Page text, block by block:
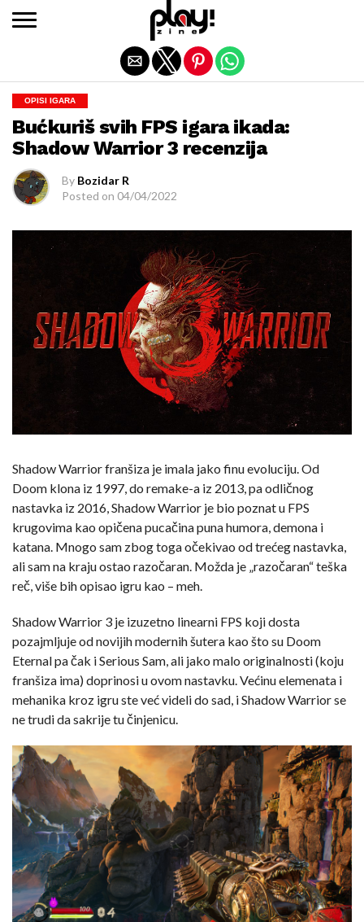
OPISI IGARA
Bućkuriš svih FPS igara ikada:
Shadow Warrior 3 recenzija
By Bozidar R
Posted on 04/04/2022
Shadow Warrior franšiza je imala jako finu evoluciju. Od
Doom klona iz 1997, do remake-a iz 2013, pa odličnog
nastavka iz 2016, Shadow Warrior je bio poznat u FPS
krugovima kao opičena pucačina puna humora, demona i
katana. Mnogo sam zbog toga očekivao od trećeg nastavka,
ali sam na kraju ostao razočaran. Možda je „razočaran“ teška
reč, više bih opisao igru kao – meh.
Shadow Warrior 3 je izuzetno linearni FPS koji dosta
pozajmljuje od novijih modernih šutera kao što su Doom
Eternal pa čak i Serious Sam, ali jako malo originalnosti (koju
franšiza ima) doprinosi u ovom nastavku. Većinu elemenata i
mehanika kroz igru ste već videli do sad, i Shadow Warrior se
ne trudi da sakrije tu činjenicu.
Exit mobile version